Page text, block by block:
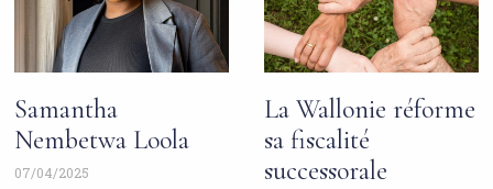
Samantha
Nembetwa Loola
07/04/2025
La Wallonie réforme
sa fiscalité
successorale